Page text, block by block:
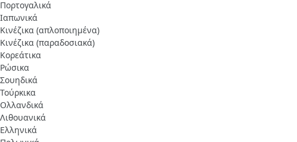
Πορτογαλικά
Ιαπωνικά
Κινέζικα (απλοποιημένα)
Κινέζικα (παραδοσιακά)
Κορεάτικα
Ρώσικα
Σουηδικά
Τούρκικα
Ολλανδικά
Λιθουανικά
Ελληνικά